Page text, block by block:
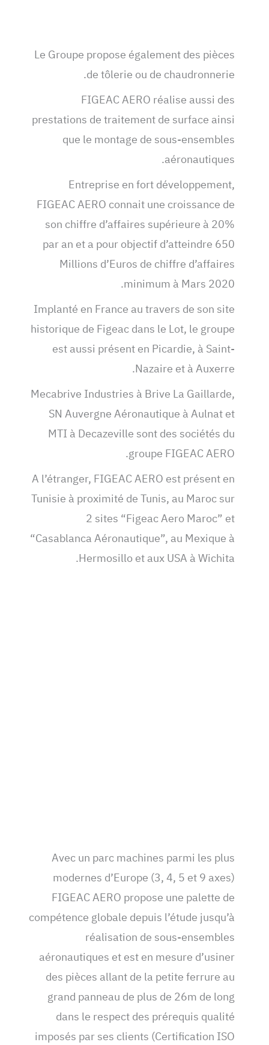
Le Groupe propose également des pièces
de tôlerie ou de chaudronnerie.
FIGEAC AERO réalise aussi des
prestations de traitement de surface ainsi
que le montage de sous-ensembles
aéronautiques.
Entreprise en fort développement,
FIGEAC AERO connait une croissance de
son chiffre d’affaires supérieure à 20%
par an et a pour objectif d’atteindre 650
Millions d’Euros de chiffre d’affaires
minimum à Mars 2020.
Implanté en France au travers de son site
historique de Figeac dans le Lot, le groupe
est aussi présent en Picardie, à Saint-
Nazaire et à Auxerre.
Mecabrive Industries à Brive La Gaillarde,
SN Auvergne Aéronautique à Aulnat et
MTI à Decazeville sont des sociétés du
groupe FIGEAC AERO.
A l’étranger, FIGEAC AERO est présent en
Tunisie à proximité de Tunis, au Maroc sur
2 sites “Figeac Aero Maroc” et
“Casablanca Aéronautique”, au Mexique à
Hermosillo et aux USA à Wichita.
Avec un parc machines parmi les plus
modernes d’Europe (3, 4, 5 et 9 axes)
FIGEAC AERO propose une palette de
compétence globale depuis l’étude jusqu’à
réalisation de sous-ensembles
aéronautiques et est en mesure d’usiner
des pièces allant de la petite ferrure au
grand panneau de plus de 26m de long
dans le respect des prérequis qualité
imposés par ses clients (Certification ISO